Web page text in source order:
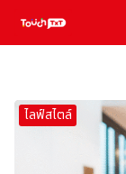
ไลฟ์สไตล์